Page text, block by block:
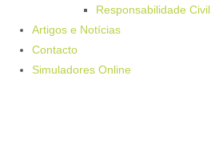
Responsabilidade Civil
Artigos e Notícias
Contacto
Simuladores Online